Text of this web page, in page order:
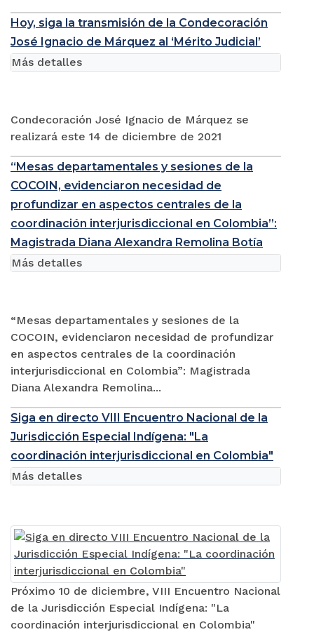
Hoy, siga la transmisión de la Condecoración
José Ignacio de Márquez al ‘Mérito Judicial’
Condecoración José Ignacio de Márquez se
realizará este 14 de diciembre de 2021
Más detalles
“Mesas departamentales y sesiones de la
COCOIN, evidenciaron necesidad de
profundizar en aspectos centrales de la
coordinación interjurisdiccional en Colombia”:
Magistrada Diana Alexandra Remolina Botía
“Mesas departamentales y sesiones de la
COCOIN, evidenciaron necesidad de profundizar
en aspectos centrales de la coordinación
interjurisdiccional en Colombia”: Magistrada
Diana Alexandra Remolina...
Más detalles
Siga en directo VIII Encuentro Nacional de la
Jurisdicción Especial Indígena: "La
coordinación interjurisdiccional en Colombia"
Próximo 10 de diciembre, VIII Encuentro Nacional
de la Jurisdicción Especial Indígena: "La
coordinación interjurisdiccional en Colombia"
Más detalles